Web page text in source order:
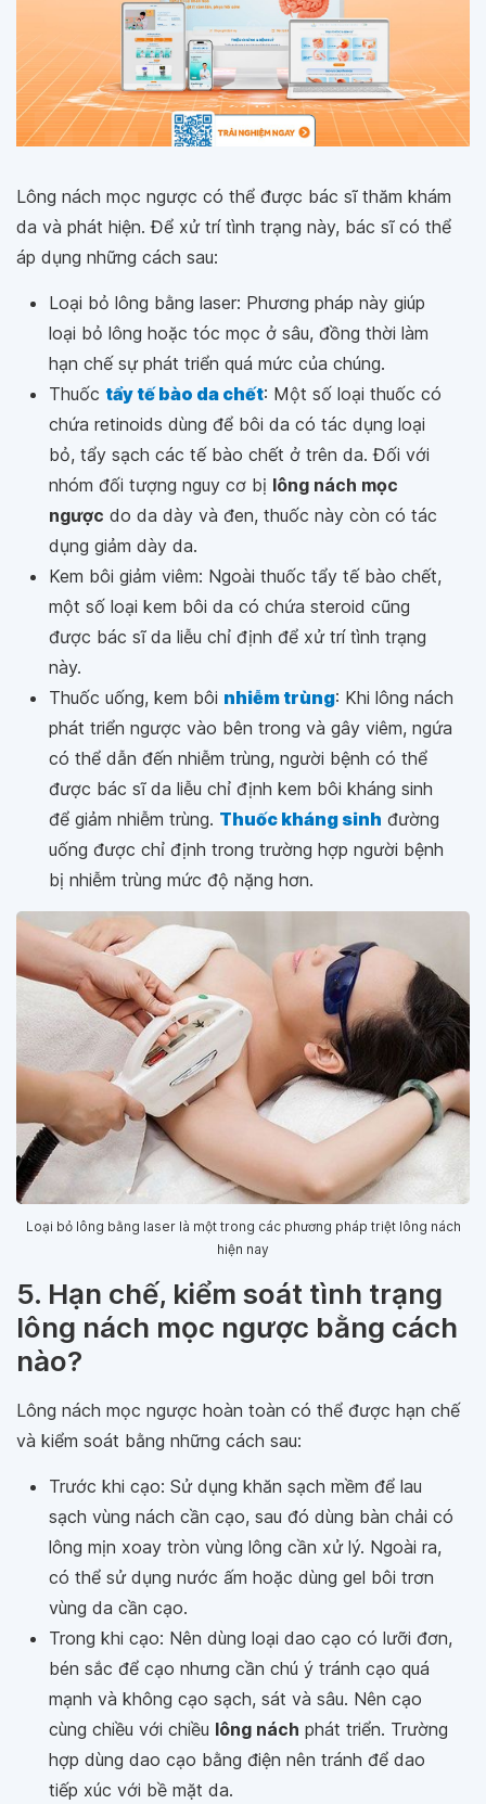
Lông nách mọc ngược có thể được bác sĩ thăm khám
da và phát hiện. Để xử trí tình trạng này, bác sĩ có thể
áp dụng những cách sau:
Loại bỏ lông bằng laser: Phương pháp này giúp
loại bỏ lông hoặc tóc mọc ở sâu, đồng thời làm
hạn chế sự phát triển quá mức của chúng.
Thuốc tẩy tế bào da chết: Một số loại thuốc có
chứa retinoids dùng để bôi da có tác dụng loại
bỏ, tẩy sạch các tế bào chết ở trên da. Đối với
nhóm đối tượng nguy cơ bị lông nách mọc
ngược do da dày và đen, thuốc này còn có tác
dụng giảm dày da.
Kem bôi giảm viêm: Ngoài thuốc tẩy tế bào chết,
một số loại kem bôi da có chứa steroid cũng
được bác sĩ da liễu chỉ định để xử trí tình trạng
này.
Thuốc uống, kem bôi nhiễm trùng: Khi lông nách
phát triển ngược vào bên trong và gây viêm, ngứa
có thể dẫn đến nhiễm trùng, người bệnh có thể
được bác sĩ da liễu chỉ định kem bôi kháng sinh
để giảm nhiễm trùng. Thuốc kháng sinh đường
uống được chỉ định trong trường hợp người bệnh
bị nhiễm trùng mức độ nặng hơn.
Loại bỏ lông bằng laser là một trong các phương pháp triệt lông nách
hiện nay
5. Hạn chế, kiểm soát tình trạng
lông nách mọc ngược bằng cách
nào?
Lông nách mọc ngược hoàn toàn có thể được hạn chế
và kiểm soát bằng những cách sau:
Trước khi cạo: Sử dụng khăn sạch mềm để lau
sạch vùng nách cần cạo, sau đó dùng bàn chải có
lông mịn xoay tròn vùng lông cần xử lý. Ngoài ra,
có thể sử dụng nước ấm hoặc dùng gel bôi trơn
vùng da cần cạo.
Trong khi cạo: Nên dùng loại dao cạo có lưỡi đơn,
bén sắc để cạo nhưng cần chú ý tránh cạo quá
mạnh và không cạo sạch, sát và sâu. Nên cạo
cùng chiều với chiều lông nách phát triển. Trường
hợp dùng dao cạo bằng điện nên tránh để dao
tiếp xúc với bề mặt da.